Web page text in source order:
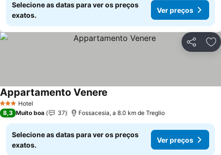
Selecione as datas para ver os preços
exatos.
Ver preços
Partilhar
3 EstrelasHotel
Appartamento Venere
8,3 Muito boa 37 Fossacesia, a 8.0 km de Treglio
Selecione as datas para ver os preços
exatos.
Ver preços